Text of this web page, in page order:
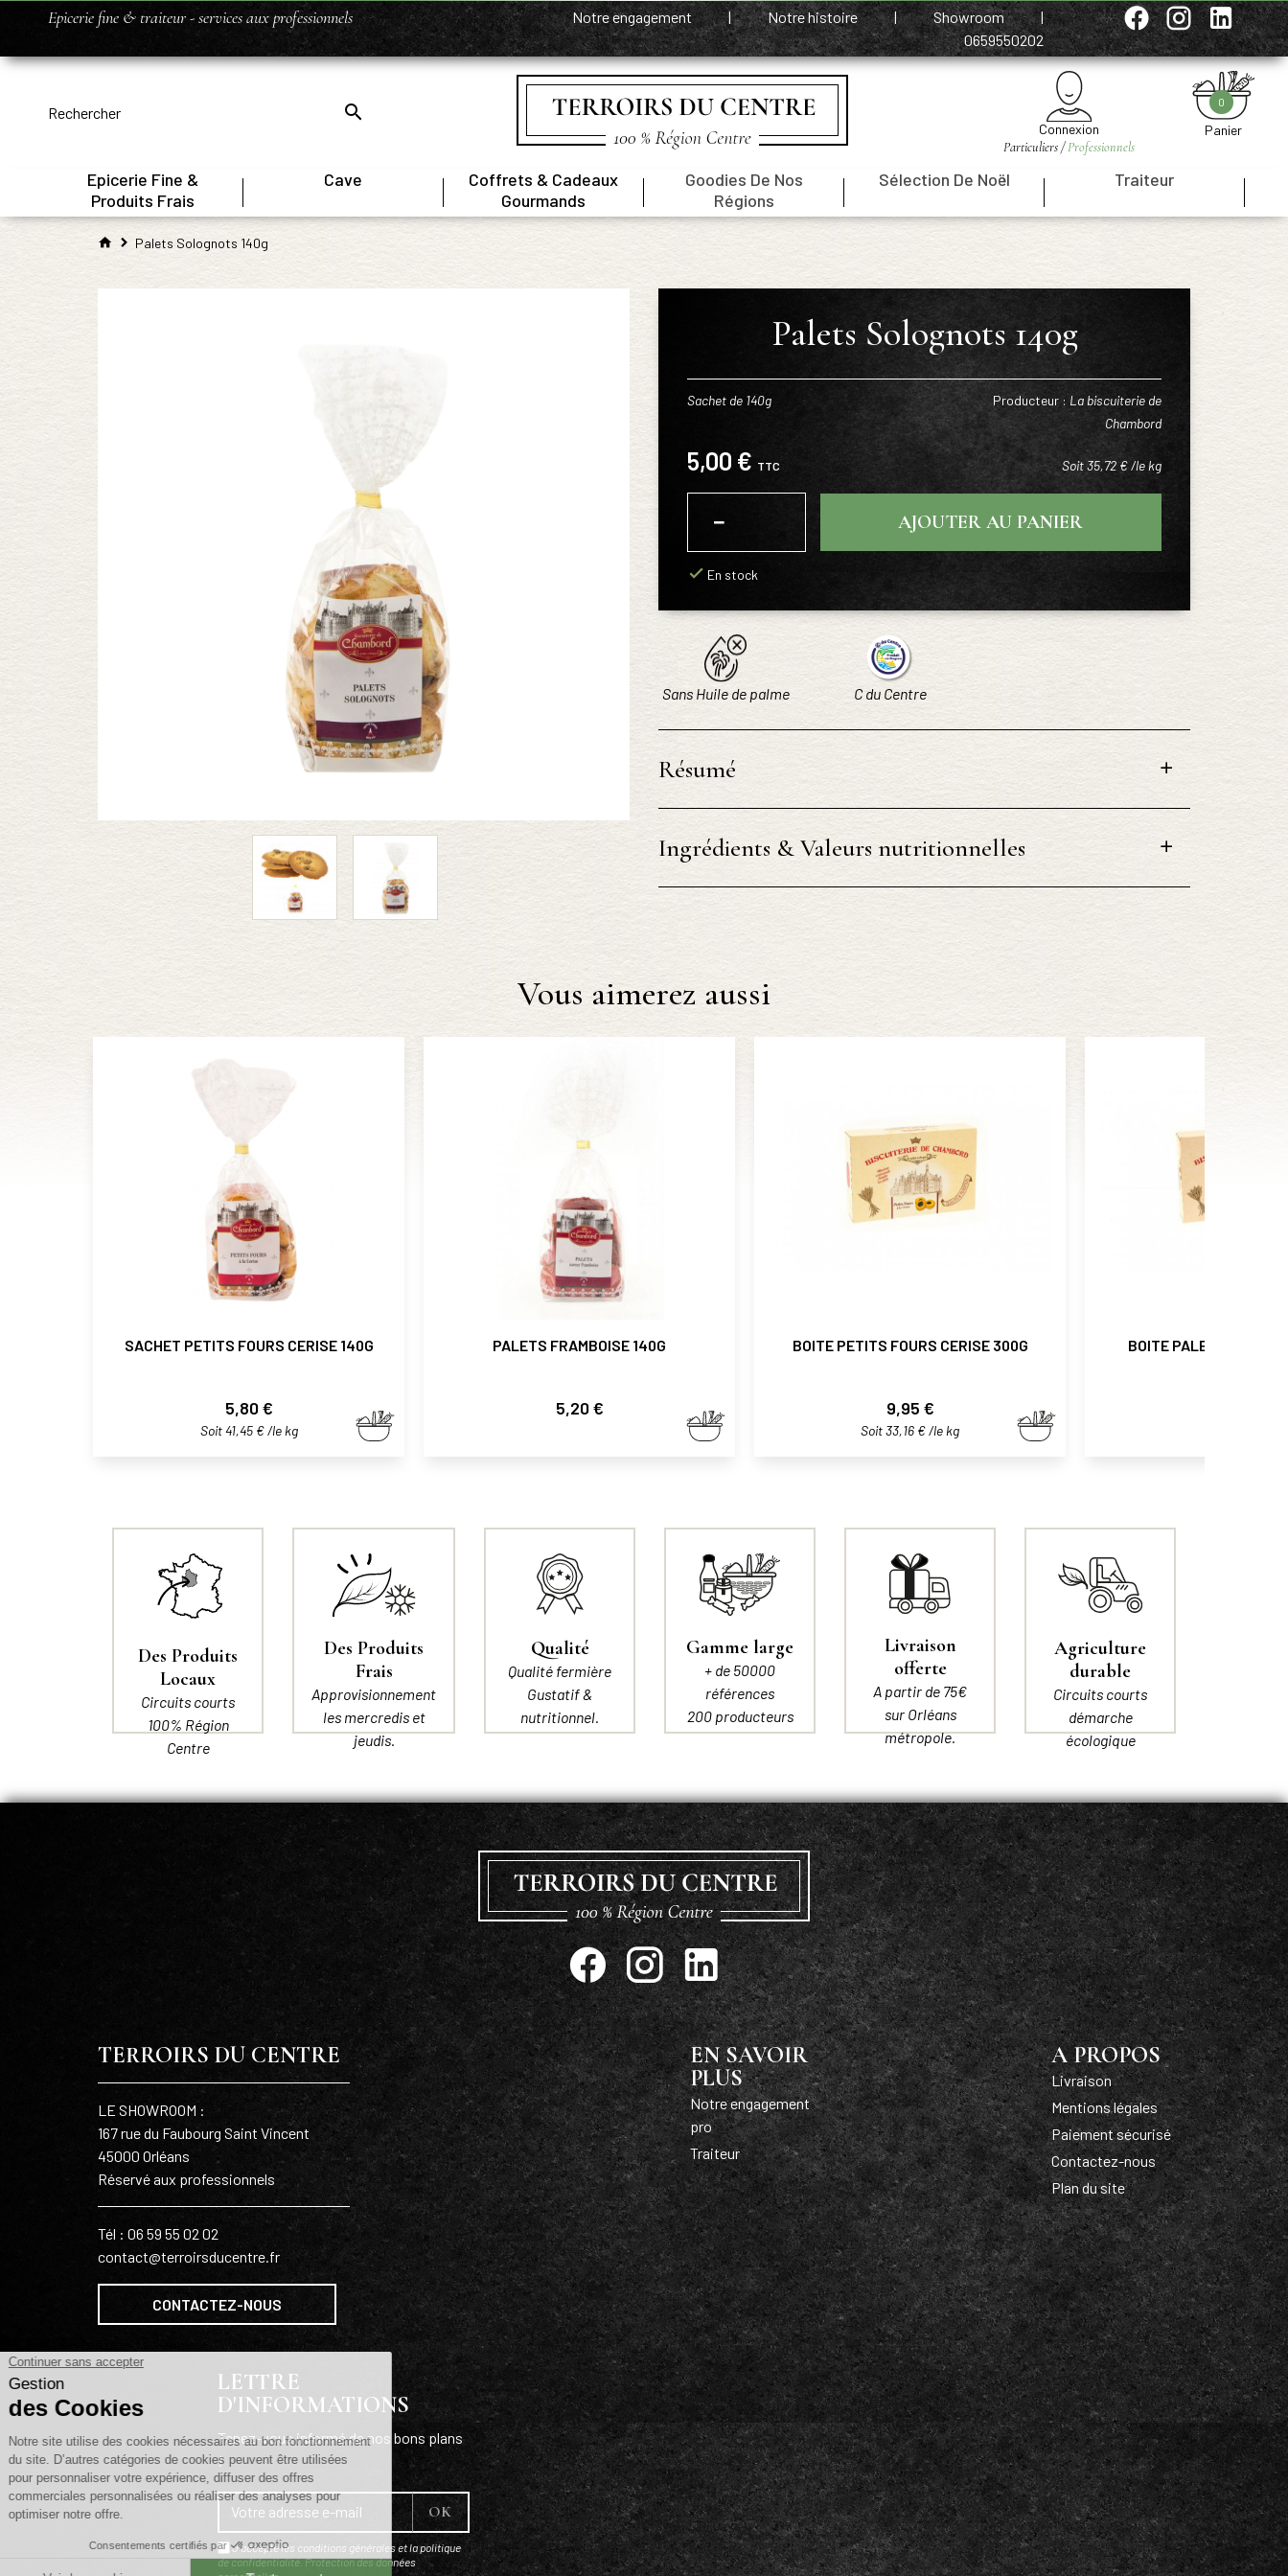
Epicerie fine & traiteur - services aux professionnels Notre engagement | Notre histoire | Showroom
|
0659550202
Connexion
Particuliers /Professionnels
Panier
0
Epicerie Fine &
Produits Frais
Cave
Coffrets & Cadeaux
Gourmands
Goodies De Nos
Régions
Sélection De Noël Traiteur
Palets Solognots 140g
Palets Solognots 140g
Sachet de 140g Producteur : La biscuiterie de
Chambord
5,00 € TTC Soit 35,72 € /le kg
−
+
AJOUTER AU PANIER
En stock
Sans Huile de palme C du Centre
Résumé
Ingrédients & Valeurs nutritionnelles
Vous aimerez aussi
SACHET PETITS FOURS CERISE 140G
Prix
5,80 €
Soit 41,45 € /le kg
PALETS FRAMBOISE 140G
Prix
5,20 €
BOITE PETITS FOURS CERISE 300G
Prix
9,95 €
Soit 33,16 € /le kg
BOITE PALETS
Des Produits
Locaux
Circuits courts
100% Région
Centre
Des Produits
Frais
Approvisionnement
les mercredis et
jeudis.
Qualité
Qualité fermière
Gustatif &
nutritionnel.
Gamme large
+ de 50000
références
200 producteurs
Livraison
offerte
A partir de 75€
sur Orléans
métropole.
Agriculture
durable
Circuits courts
démarche
écologique
TERROIRS DU CENTRE
LE SHOWROOM :
167 rue du Faubourg Saint Vincent
45000 Orléans
Réservé aux professionnels
Tél : 06 59 55 02 02
contact@terroirsducentre.fr
CONTACTEZ-NOUS
EN SAVOIR
PLUS
Notre engagement
pro
Traiteur
A PROPOS
Livraison
Mentions légales
Paiement sécurisé
Contactez-nous
Plan du site
LETTRE
D'INFORMATIONS
Tenez-vous informé de nos bons plans
!
J'accepte les conditions générales et la politique
de confidentialité.Protection des données